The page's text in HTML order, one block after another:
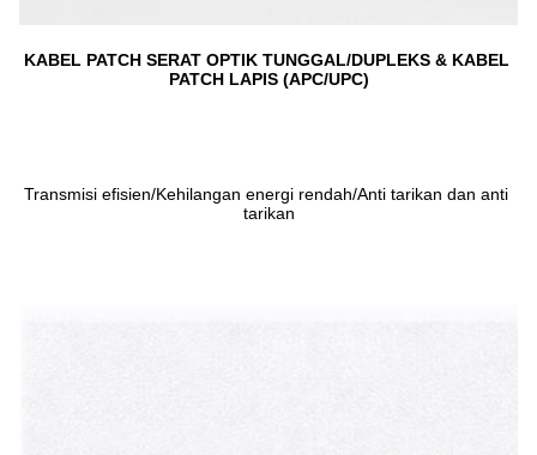
KABEL PATCH SERAT OPTIK TUNGGAL/DUPLEKS & KABEL
PATCH LAPIS (APC/UPC)
Transmisi efisien/Kehilangan energi rendah/Anti tarikan dan anti
tarikan